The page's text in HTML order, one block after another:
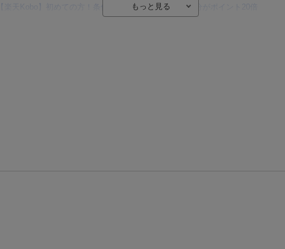
【楽天Kobo】初めての方！条件達成で楽天ブックス購入分がポイント20倍